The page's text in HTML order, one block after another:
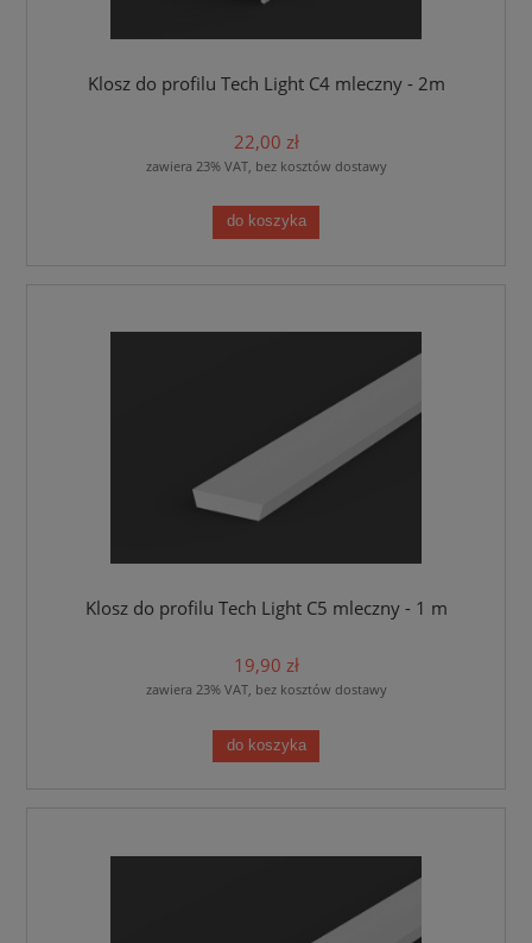
Klosz do profilu Tech Light C4 mleczny - 2m
22,00 zł
zawiera 23% VAT, bez kosztów dostawy
do koszyka
Klosz do profilu Tech Light C5 mleczny - 1 m
19,90 zł
zawiera 23% VAT, bez kosztów dostawy
do koszyka